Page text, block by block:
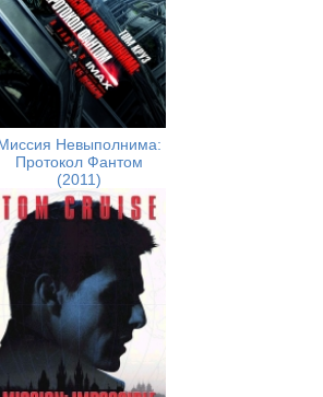
Невыполнима:
Протокол Фантом
(2011)